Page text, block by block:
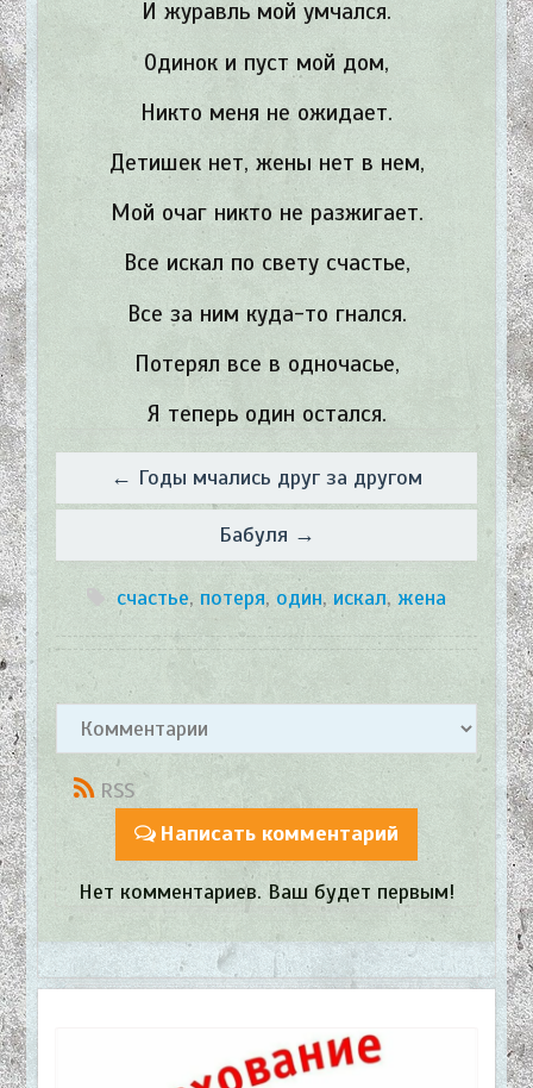
И журавль мой умчался.
Одинок и пуст мой дом,
Никто меня не ожидает.
Детишек нет, жены нет в нем,
Мой очаг никто не разжигает.
Все искал по свету счастье,
Все за ним куда-то гнался.
Потерял все в одночасье,
Я теперь один остался.
← ​Годы мчались друг за другом
Бабуля →
счастье, потеря, один, искал, жена
RSS
Написать комментарий
Нет комментариев. Ваш будет первым!